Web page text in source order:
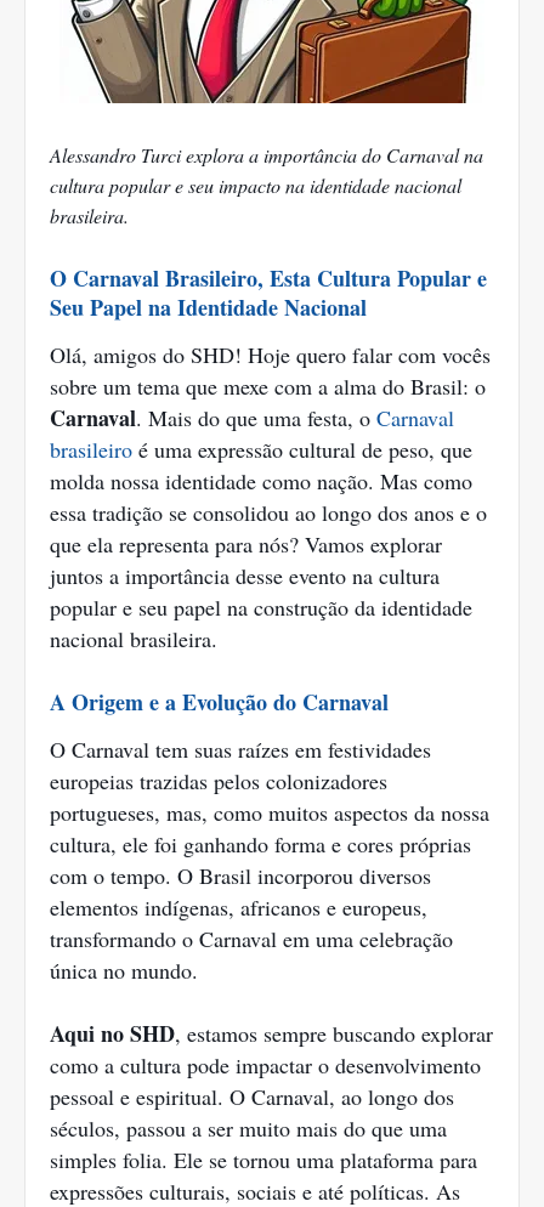
Alessandro Turci explora a importância do Carnaval na
cultura popular e seu impacto na identidade nacional
brasileira.
O Carnaval Brasileiro, Esta Cultura Popular e
Seu Papel na Identidade Nacional
Olá, amigos do SHD! Hoje quero falar com vocês
sobre um tema que mexe com a alma do Brasil: o
Carnaval. Mais do que uma festa, o Carnaval
brasileiro é uma expressão cultural de peso, que
molda nossa identidade como nação. Mas como
essa tradição se consolidou ao longo dos anos e o
que ela representa para nós? Vamos explorar
juntos a importância desse evento na cultura
popular e seu papel na construção da identidade
nacional brasileira.
A Origem e a Evolução do Carnaval
O Carnaval tem suas raízes em festividades
europeias trazidas pelos colonizadores
portugueses, mas, como muitos aspectos da nossa
cultura, ele foi ganhando forma e cores próprias
com o tempo. O Brasil incorporou diversos
elementos indígenas, africanos e europeus,
transformando o Carnaval em uma celebração
única no mundo.
Aqui no SHD, estamos sempre buscando explorar
como a cultura pode impactar o desenvolvimento
pessoal e espiritual. O Carnaval, ao longo dos
séculos, passou a ser muito mais do que uma
simples folia. Ele se tornou uma plataforma para
expressões culturais, sociais e até políticas. As